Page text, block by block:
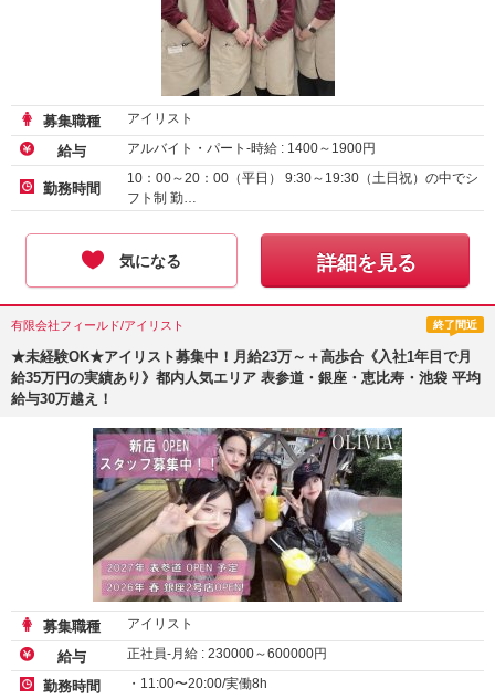
募集職種 アイリスト
給与 アルバイト・パート-時給 : 1400～ 1900円
勤務時間
10：00～20：00（平日） 9:30～19:30（土日祝）の中でシ
フト制 勤…
気になる 詳細を見る
有限会社フィールド/アイリスト 終了間近
★未経験OK★アイリスト募集中！月給23万～＋高歩合《入社1年目で月
給35万円の実績あり》都内人気エリア 表参道・銀座・恵比寿・池袋 平均
給与30万越え！
募集職種 アイリスト
給与 正社員-月給 : 230000～600000円
勤務時間 ・11:00〜20:00/実働8h